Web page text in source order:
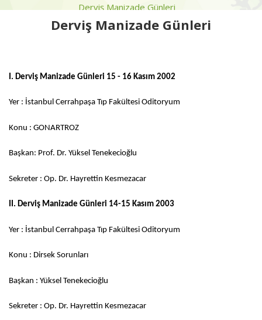
Derviş Manizade Günleri
Derviş Manizade Günleri
I. Derviş Manizade Günleri 15 - 16 Kasım 2002
Yer : İstanbul Cerrahpaşa Tıp Fakültesi Oditoryum
Konu : GONARTROZ
Başkan: Prof. Dr. Yüksel Tenekecioğlu
Sekreter : Op. Dr. Hayrettin Kesmezacar
II. Derviş Manizade Günleri 14-15 Kasım 2003
Yer : İstanbul Cerrahpaşa Tıp Fakültesi Oditoryum
Konu : Dirsek Sorunları
Başkan : Yüksel Tenekecioğlu
Sekreter : Op. Dr. Hayrettin Kesmezacar